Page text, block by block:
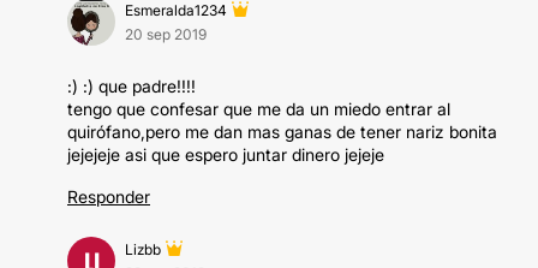
Esmeralda1234
20 sep 2019
:) :) que padre!!!!
tengo que confesar que me da un miedo entrar al
quirófano,pero me dan mas ganas de tener nariz bonita
jejejeje asi que espero juntar dinero jejeje
Responder
LI
Lizbb